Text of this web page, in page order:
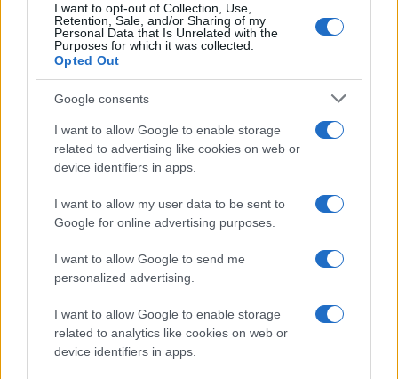
I want to opt-out of Collection, Use,
Retention, Sale, and/or Sharing of my
Personal Data that Is Unrelated with the
Purposes for which it was collected.
Opted Out
Google consents
I want to allow Google to enable storage
related to advertising like cookies on web or
device identifiers in apps.
I want to allow my user data to be sent to
Google for online advertising purposes.
I want to allow Google to send me
personalized advertising.
I want to allow Google to enable storage
related to analytics like cookies on web or
device identifiers in apps.
Sri Lanka: itinerari tra spiritualità, architettura e
spiagge paradisiache